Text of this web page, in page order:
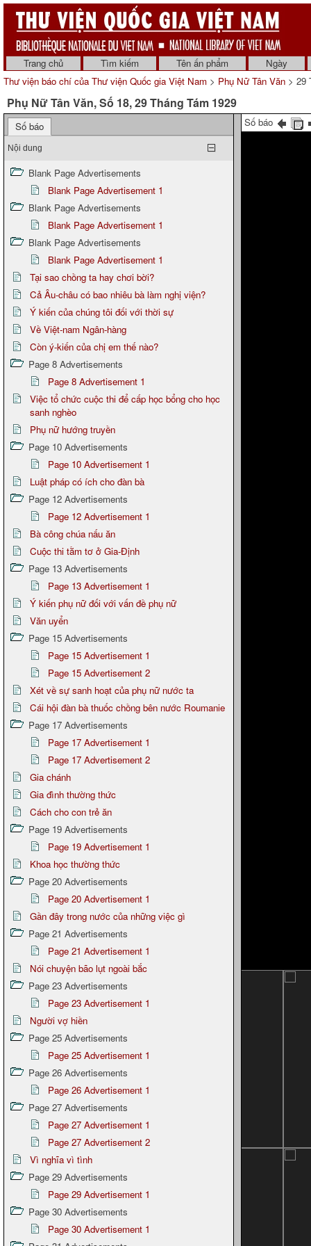
Trang chủ Tìm kiếm Tên ấn phẩm
Ngày
Thư viện báo chí của Thư viện Quốc gia Việt Nam > Phụ Nữ Tân Văn > 29
Phụ Nữ Tân Văn, Số 18, 29 Tháng Tám 1929
Số báo
Nội dung
Blank Page Advertisements
Blank Page Advertisement 1
Blank Page Advertisements
Blank Page Advertisement 1
Blank Page Advertisements
Blank Page Advertisement 1
Tại sao chồng ta hay chơi bời?
Cả Âu-châu có bao nhiêu bà làm nghị viện?
Ý kiến của chúng tôi đối với thời sự
Về Việt-nam Ngân-hàng
Còn ý-kiến của chị em thế nào?
Page 8 Advertisements
Page 8 Advertisement 1
Việc tổ chức cuộc thi để cấp học bổng cho học
sanh nghèo
Phụ nữ hướng truyền
Page 10 Advertisements
Page 10 Advertisement 1
Luật pháp có ích cho đàn bà
Page 12 Advertisements
Page 12 Advertisement 1
Bà công chúa nấu ăn
Cuộc thi tằm tơ ở Gia-Định
Page 13 Advertisements
Page 13 Advertisement 1
Ý kiến phụ nữ đối với vấn đề phụ nữ
Văn uyển
Page 15 Advertisements
Page 15 Advertisement 1
Page 15 Advertisement 2
Xét về sự sanh hoạt của phụ nữ nước ta
Cái hội đàn bà thuốc chồng bên nước Roumanie
Page 17 Advertisements
Page 17 Advertisement 1
Page 17 Advertisement 2
Gia chánh
Gia đình thường thức
Cách cho con trẻ ăn
Page 19 Advertisements
Page 19 Advertisement 1
Khoa học thường thức
Page 20 Advertisements
Page 20 Advertisement 1
Gần đây trong nước của những việc gì
Page 21 Advertisements
Page 21 Advertisement 1
Nói chuyện bão lụt ngoài bắc
Page 23 Advertisements
Page 23 Advertisement 1
Người vợ hiền
Page 25 Advertisements
Page 25 Advertisement 1
Page 26 Advertisements
Page 26 Advertisement 1
Page 27 Advertisements
Page 27 Advertisement 1
Page 27 Advertisement 2
Vì nghĩa vì tình
Page 29 Advertisements
Page 29 Advertisement 1
Page 30 Advertisements
Page 30 Advertisement 1
Số báo